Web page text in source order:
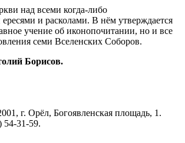
над всеми когда-либо
и расколами. В нём утверждается
учение об иконопочитании, но и все
семи Вселенских Соборов.
Борисов.
г. Орёл, Богоявленская площадь, 1.
54-31-59.